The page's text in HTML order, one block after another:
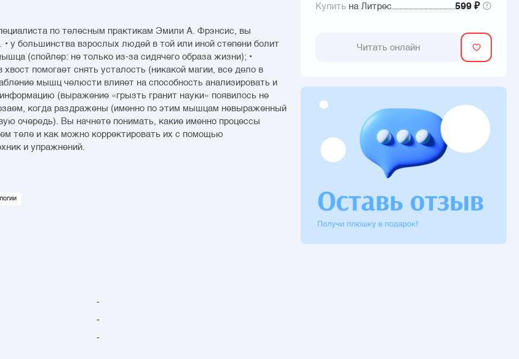
по телесным практикам Эмили А. Фрэнсис, вы
у большинства взрослых людей в той или иной степени болит
(спойлер: не только из-за сидячего образа жизни); •
хвост помогает снять усталость (никакой магии, все дело в
мышц челюсти влияет на способность анализировать и
(выражение «грызть гранит науки» появилось не
когда раздражены (именно по этим мышцам невыраженный
очередь). Вы начнете понимать, какие именно процессы
теле и как можно корректировать их с помощью
и упражнений.
Купить на Литрес 599 ₽
Читать онлайн
-
-
-